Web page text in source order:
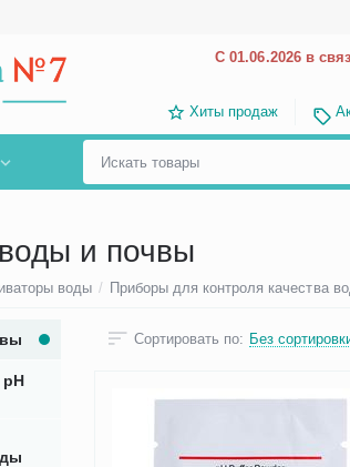
С 01.06.2026 в
Хиты продаж
и почвы
воды / Приборы для контроля качества
Сортировать по: Без
pН